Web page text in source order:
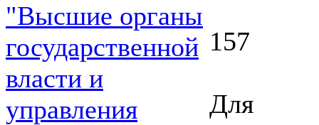
"Высшие органы
государственной
власти и
управления
157
Для